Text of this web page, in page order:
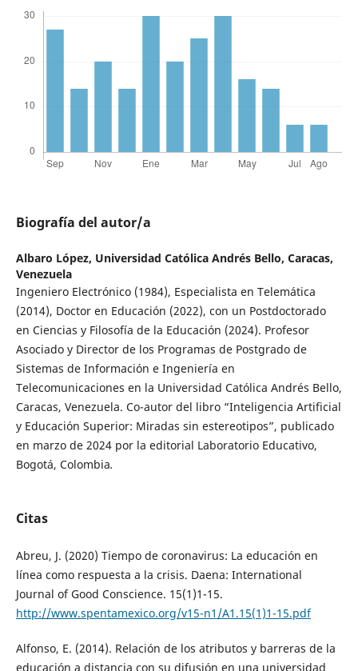
Biografía del autor/a
Albaro López, Universidad Católica Andrés Bello, Caracas,
Venezuela
Ingeniero Electrónico (1984), Especialista en Telemática
(2014), Doctor en Educación (2022), con un Postdoctorado
en Ciencias y Filosofía de la Educación (2024). Profesor
Asociado y Director de los Programas de Postgrado de
Sistemas de Información e Ingeniería en
Telecomunicaciones en la Universidad Católica Andrés Bello,
Caracas, Venezuela. Co-autor del libro “Inteligencia Artificial
y Educación Superior: Miradas sin estereotipos”, publicado
en marzo de 2024 por la editorial Laboratorio Educativo,
Bogotá, Colombia.
Citas
Abreu, J. (2020) Tiempo de coronavirus: La educación en
línea como respuesta a la crisis. Daena: International
Journal of Good Conscience. 15(1)1-15.
http://www.spentamexico.org/v15-n1/A1.15(1)1-15.pdf
Alfonso, E. (2014). Relación de los atributos y barreras de la
educación a distancia con su difusión en una universidad